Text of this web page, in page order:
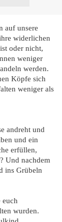
auf unsere
widerlichen
oder nicht,
weniger
werden.
Köpfe sich
weniger als
andreht und
und ein
erfüllen,
Und nachdem
ins Grübeln
euch
wurden.